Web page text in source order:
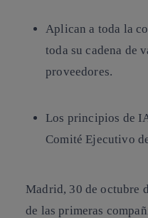
Aplican a toda la
toda su cadena de
proveedores.
Los principios de
Comité Ejecutivo
Madrid, 30 de octubre
de las primeras